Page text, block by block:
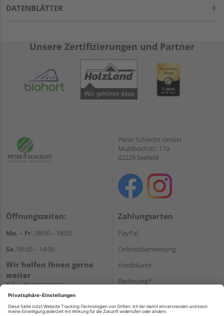
DATENBLÄTTER
Unsere Zertifizierungen und Partner
Peter Schlecht GmbH
Mühlbachstr. 17a
82229 Seefeld
Öffnungszeiten:
Mo. – Fr. 08:00 – 18:00
Sa. 09:00 – 14:00
Wir helfen Ihnen gerne
weiter
Tel.:+49 8152 99266
E-Mail:shop@schlecht.de
Zahlungsarten
PayPal
Onlineüberweisung
Kreditkarte
Rechnung*
Versand